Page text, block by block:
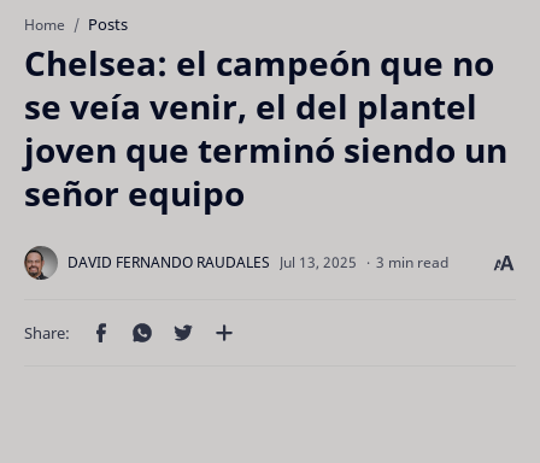
Home Posts
Chelsea: el campeón que no
se veía venir, el del plantel
joven que terminó siendo un
señor equipo
3 min read